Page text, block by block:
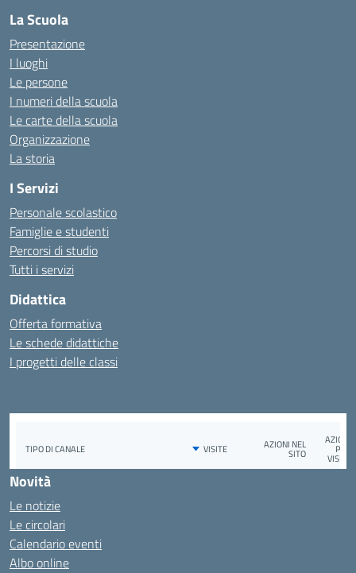
La Scuola
Presentazione
I luoghi
Le persone
I numeri della scuola
Le carte della scuola
Organizzazione
La storia
I Servizi
Personale scolastico
Famiglie e studenti
Percorsi di studio
Tutti i servizi
Didattica
Offerta formativa
Le schede didattiche
I progetti delle classi
Novità
Le notizie
Le circolari
Calendario eventi
Albo online